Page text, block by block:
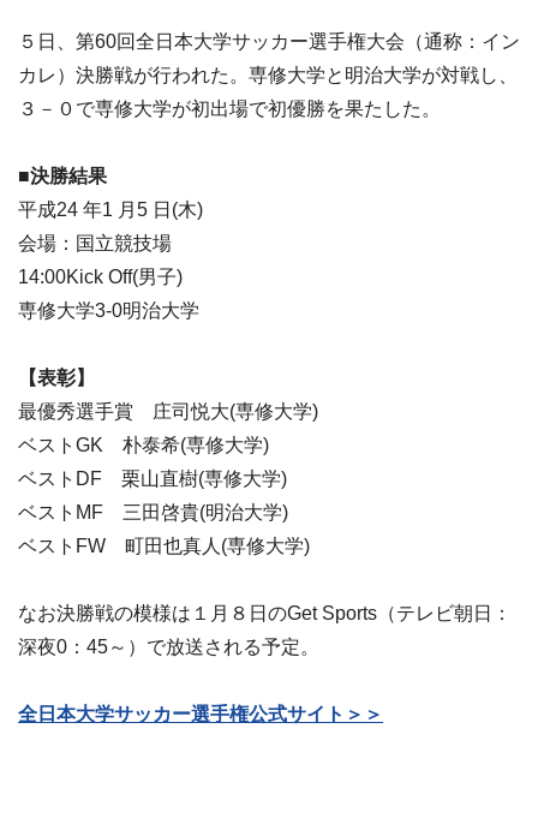
５日、第60回全日本大学サッカー選手権大会（通称：イン
カレ）決勝戦が行われた。専修大学と明治大学が対戦し、
３－０で専修大学が初出場で初優勝を果たした。
■決勝結果
平成24 年1 月5 日(木)
会場：国立競技場
14:00Kick Off(男子)
専修大学3-0明治大学
【表彰】
最優秀選手賞 庄司悦大(専修大学)
ベストGK 朴泰希(専修大学)
ベストDF 栗山直樹(専修大学)
ベストMF 三田啓貴(明治大学)
ベストFW 町田也真人(専修大学)
なお決勝戦の模様は１月８日のGet Sports（テレビ朝日：
深夜0：45～）で放送される予定。
全日本大学サッカー選手権公式サイト＞＞